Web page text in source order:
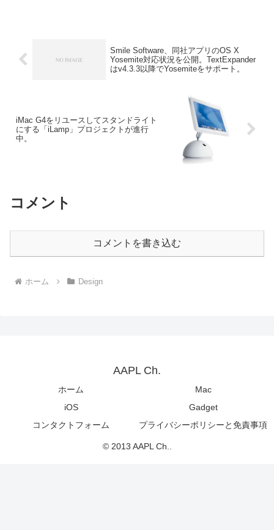
Smile Software、同社アプリのOS X
Yosemite対応状況を公開。TextExpander
はv4.3.3以降でYosemiteをサポート。
iMac G4をリユースしてスタンドライト
にする「iLamp」プロジェクトが進行
中。
コメント
コメントを書き込む
ホーム Design
AAPL Ch.
ホーム
Mac
iOS
Gadget
コンタクトフォーム
プライバシーポリシーと免責事項
© 2013 AAPL Ch..